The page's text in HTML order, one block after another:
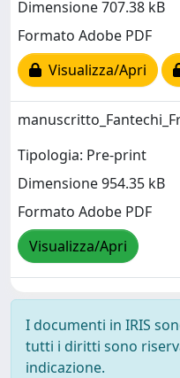
Dimensione 707.38 kB
Formato Adobe PDF
Visualizza/Apri
Tipologia: Pre-print
Dimensione 954.35 kB
Formato Adobe PDF
Visualizza/Apri
I documenti in IRIS
tutti i diritti sono
indicazione.